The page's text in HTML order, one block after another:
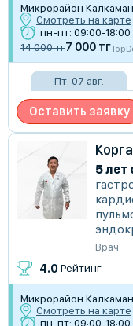
Микрорайон
Смотреть на карте
пн-пт: 09:00-18:00
14 000 тг7 000 тг
Пт. 07 авг.
Оставить заявку
5 лет
Врач
4.0 Рейтинг
Микрорайон
Смотреть на карте
пн-пт: 09:00-18:00